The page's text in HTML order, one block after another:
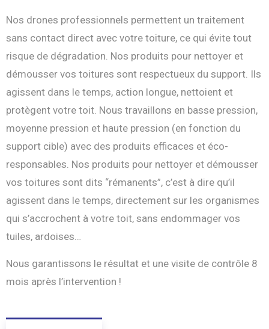
Nos drones professionnels permettent un traitement
sans contact direct avec votre toiture, ce qui évite tout
risque de dégradation. Nos produits pour nettoyer et
démousser vos toitures sont respectueux du support. Ils
agissent dans le temps, action longue, nettoient et
protègent votre toit. Nous travaillons en basse pression,
moyenne pression et haute pression (en fonction du
support cible) avec des produits efficaces et éco-
responsables. Nos produits pour nettoyer et démousser
vos toitures sont dits “rémanents”, c’est à dire qu’il
agissent dans le temps, directement sur les organismes
qui s’accrochent à votre toit, sans endommager vos
tuiles, ardoises…
Nous garantissons le résultat et une visite de contrôle 8
mois après l’intervention !